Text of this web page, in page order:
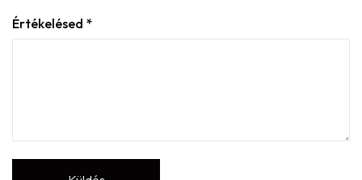
Értékelésed *